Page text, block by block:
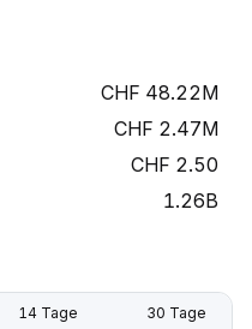
48.22M
2.47M
2.50
1.26B
14 Tage 30 Tage